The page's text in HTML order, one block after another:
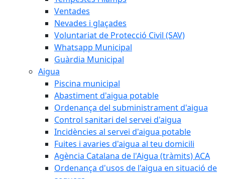
Ventades
Nevades i glaçades
Voluntariat de Protecció Civil (SAV)
Whatsapp Municipal
Guàrdia Municipal
Aigua
Piscina municipal
Abastiment d'aigua potable
Ordenança del subministrament d'aigua
Control sanitari del servei d'aigua
Incidències al servei d'aigua potable
Fuites i avaries d'aigua al teu domicili
Agència Catalana de l'Aigua (tràmits) ACA
Ordenança d'usos de l'aigua en situació de